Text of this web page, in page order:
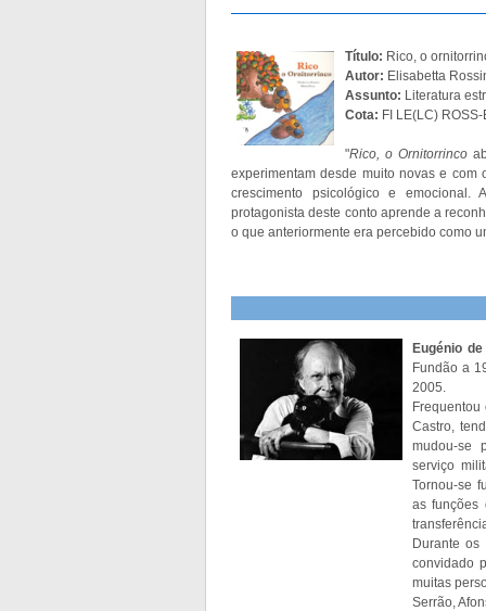
Título: Rico, o
Autor: Elisabetta
Assunto: Literatura
Cota: FI LE(LC) ROSS-
"Rico, o Ornitorrinco
experimentam desde muito novas e
crescimento psicológico e
protagonista deste conto aprende a
o que anteriormente era percebido como
Eugénio
Fundão a
2005.
Castro,
mudou-se
serviço
Tornou-se
as funções
Durante
convidado
muitas
Serrão,